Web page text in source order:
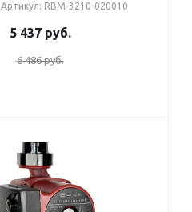
Артикул: RBM-3210-020010
5 437руб.
6 486 руб.